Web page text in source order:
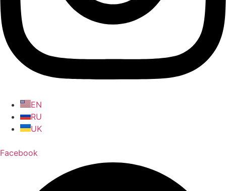
EN
RU
UK
Facebook